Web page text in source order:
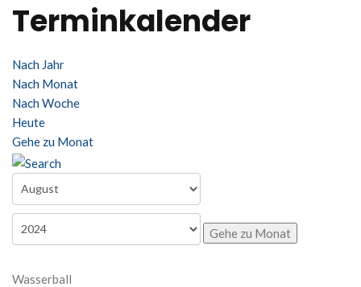
Terminkalender
Nach Jahr
Nach Monat
Nach Woche
Heute
Gehe zu Monat
Gehe zu Monat
Wasserball